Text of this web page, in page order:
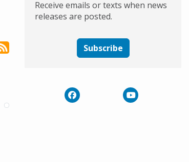
Receive emails or texts when news
releases are posted.
Subscribe